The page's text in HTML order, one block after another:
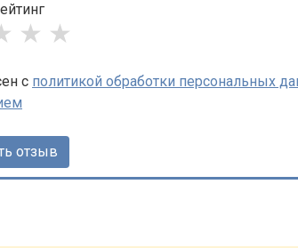
★ ★
с политикой обработки персональных